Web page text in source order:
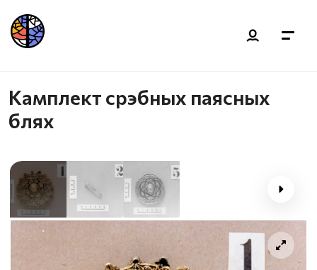
Камплект срэбных паясных
блях